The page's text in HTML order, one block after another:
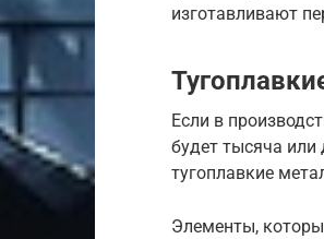
изготавливают
Если в
будет тысяча или
тугоплавкие
Элементы,